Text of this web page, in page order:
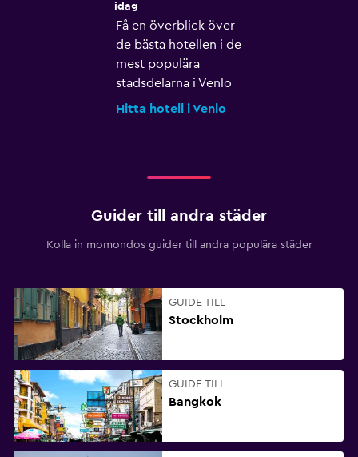
idag
Få en överblick över
de bästa hotellen i de
mest populära
stadsdelarna i Venlo
Hitta hotell i Venlo
Guider till andra städer
Kolla in momondos guider till andra populära städer
GUIDE TILL
Stockholm
GUIDE TILL
Bangkok